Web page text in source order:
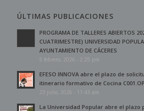
ÚLTIMAS PUBLICACIONES
PROGRAMA DE TALLERES ABIERTOS
CUATRIMESTRE) UNIVERSIDAD
AYUNTAMIENTO DE CÁCERES
5 febrero, 2026 - 2:25 pm
EFESO INNOVA abre el plazo de
itinerario formativo de Cocina
23 julio, 2026 - 11:43 am
La Universidad Popular abre el plazo